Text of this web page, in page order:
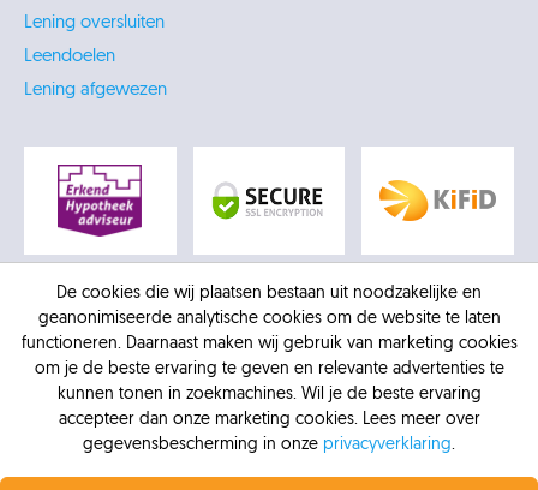
Lening oversluiten
Leendoelen
Lening afgewezen
© 2026 - AFM: 12016770 -Kifid: 300.012307 -KVK:
De cookies die wij plaatsen bestaan uit noodzakelijke en
geanonimiseerde analytische cookies om de website te laten
functioneren. Daarnaast maken wij gebruik van marketing cookies
om je de beste ervaring te geven en relevante advertenties te
kunnen tonen in zoekmachines. Wil je de beste ervaring
accepteer dan onze marketing cookies. Lees meer over
gegevensbescherming in onze privacyverklaring.
Profiteer nu van de laagste rente.Vanaf 6,4% vaste